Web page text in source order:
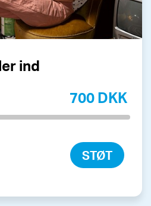
ind
700 DKK
STØT